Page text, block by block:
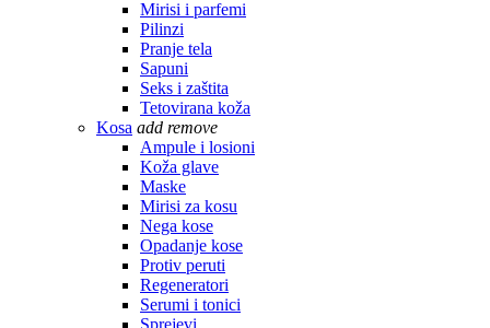
Mirisi i parfemi
Pilinzi
Pranje tela
Sapuni
Seks i zaštita
Tetovirana koža
Kosa add remove
Ampule i losioni
Koža glave
Maske
Mirisi za kosu
Nega kose
Opadanje kose
Protiv peruti
Regeneratori
Serumi i tonici
Sprejevi